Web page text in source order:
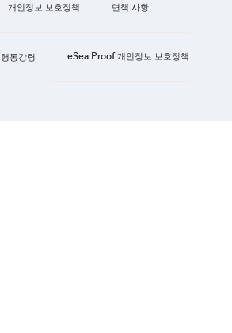
개인정보 보호정책 면책 사항
행동강령 eSea Proof 개인정보 보호정책